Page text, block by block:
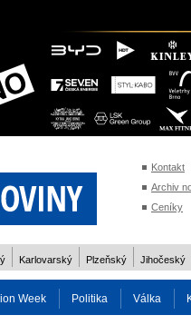
Kontakt
Archiv
Ceníky
Karlovarský Plzeňský Jihočeský
Week Politika Válka